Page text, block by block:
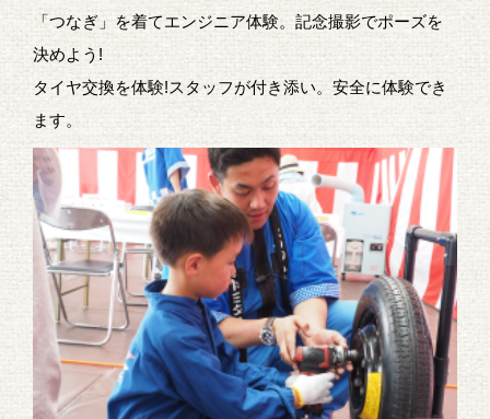
「つなぎ」を着てエンジニア体験。記念撮影でポーズを
決めよう!
タイヤ交換を体験!スタッフが付き添い。安全に体験でき
ます。